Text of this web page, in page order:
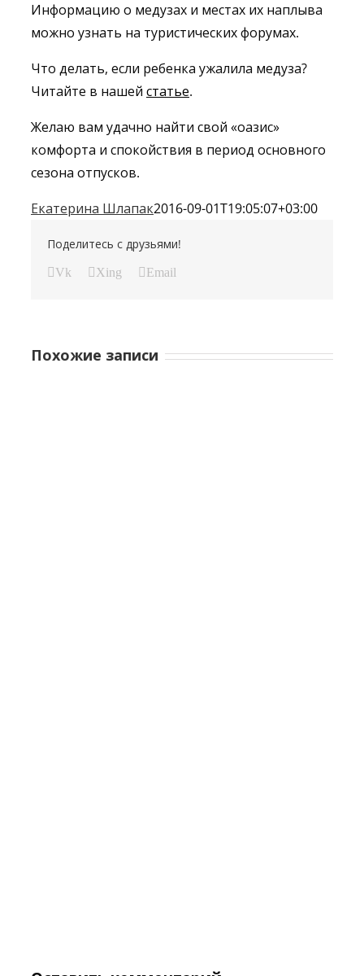
Информацию о медузах и местах их наплыва
можно узнать на туристических форумах.
Что делать, если ребенка ужалила медуза?
Читайте в нашей статье.
Желаю вам удачно найти свой «оазис»
комфорта и спокойствия в период основного
сезона отпусков.
Екатерина Шлапак2016-09-01T19:05:07+03:00
Поделитесь с друзьями!
Vk Xing Email
Похожие записи